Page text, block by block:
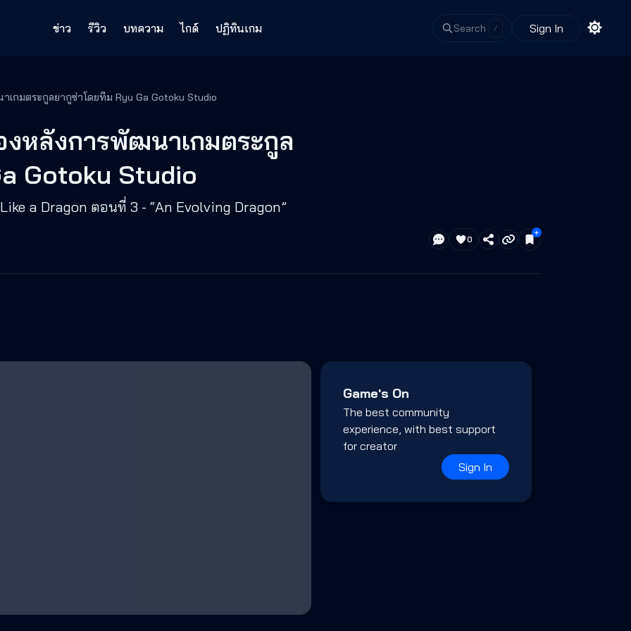
ข่าว รีวิว บทความ ไกด์ ปฏิทินเกม Search / Sign In
เกมตระกูลยากูซ่าโดยทีม Ryu Ga Gotoku Studio
งหลังการพัฒนาเกมตระกูล
Gotoku Studio
a Dragon ตอนที่ 3 - “An Evolving Dragon”
0
Game's On
The best community
experience, with best support
for creator
Sign In